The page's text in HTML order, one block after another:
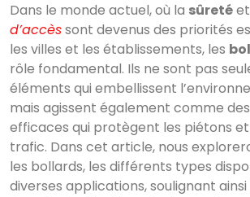
Dans le monde actuel, où la sûreté
d’accèssont devenus des priorités
les villes et les établissements, les
rôle fondamental. Ils ne sont pas
éléments qui embellissent
mais agissent également comme
efficaces qui protègent les piétons
trafic. Dans cet article, nous
les bollards, les différents types
diverses applications, soulignant